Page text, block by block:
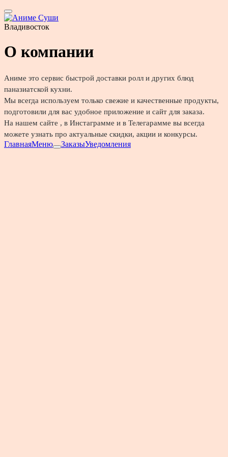
Владивосток
О компании
Аниме это сервис быстрой доставки ролл и других блюд
паназиатской кухни.
Мы всегда используем только свежие и качественные продукты,
подготовили для вас удобное приложение и сайт для заказа.
На нашем сайте , в Инстаграмме и в Телегарамме вы всегда
можете узнать про актуальные скидки, акции и конкурсы.
ГлавнаяМеню ЗаказыУведомления